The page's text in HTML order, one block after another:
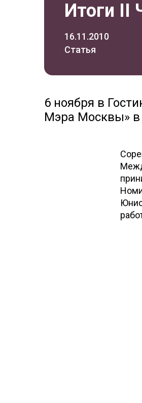
Итоги II
16.11.2010
Статья
6 ноября в
Мэра Москвы» в